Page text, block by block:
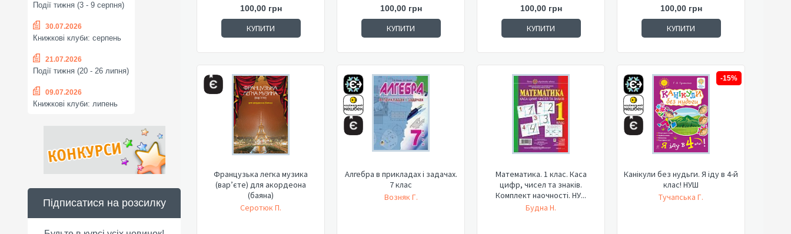
Події тижня (3 - 9 серпня)
30.07.2026
Книжкові клуби: серпень
21.07.2026
Події тижня (20 - 26 липня)
09.07.2026
Книжкові клуби: липень
Підписатися на розсилку
100,00 грн
КУПИТИ
100,00 грн
КУПИТИ
100,00 грн
КУПИТИ
100,00 грн
КУПИТИ
Французька легка музика
(вар’єте) для акордеона
(баяна)
Серотюк П.
Алгебра в прикладах і задачах.
7 клас
Возняк Г.
Математика. 1 клас. Каса
цифр, чисел та знаків.
Комплект наочності. НУ...
Будна Н.
-15%
Канікули без нудьги. Я іду в 4-й
клас! НУШ
Тучапська Г.